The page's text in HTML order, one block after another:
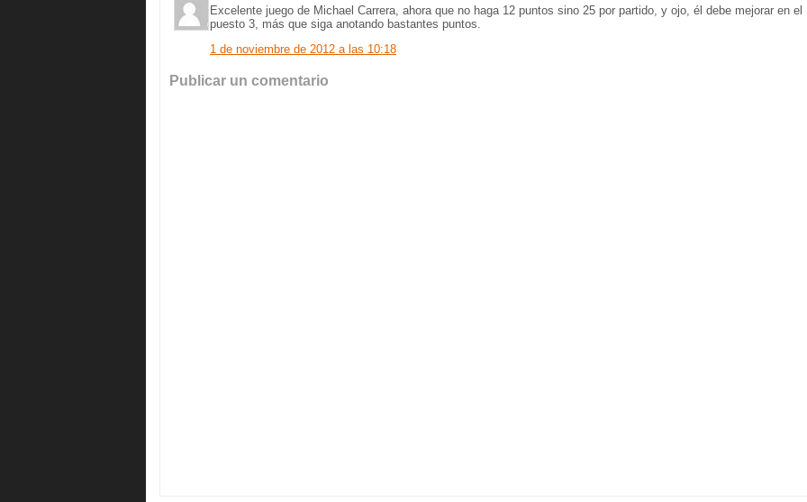
Excelente juego de Michael Carrera, ahora que no haga 12 puntos sino 25 por partido, y ojo, él debe mejorar en el
puesto 3, más que siga anotando bastantes puntos.
1 de noviembre de 2012 a las 10:18
Publicar un comentario